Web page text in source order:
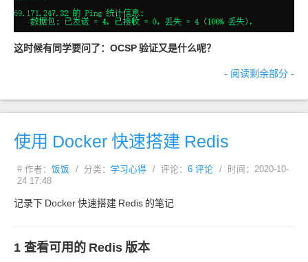
这时候有同学要问了：OCSP验证又是什么呢？
- 阅读剩余部分 -
使用 Docker 快速搭建 Redis
# 作者： 饭饭 / 分类： 学习心得 / 评论： 6 评论
/ 时间：2020-10-
24 17:48
记录下 Docker快速搭建 Redis 的笔记
1 查看可用的 Redis 版本